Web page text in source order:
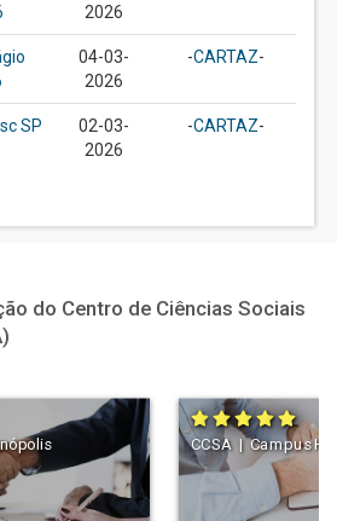
2026
04-03-
2026
-CARTAZ-
SP
02-03-
2026
-CARTAZ-
do Centro de Ciências Sociais
CCSA | Campus